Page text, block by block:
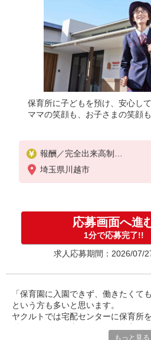
保育所に子どもを預け、安心し
ママの笑顔も、お子さまの笑顔
報酬／完全出来高制
◎収入（報酬）30万円目指せ
◎扶養の範囲を超えた高収入
い合わせください！
・月収（報酬）：20万円から
※収入補償期間／2ヶ月間
※収入（報酬）補償1日：
※研修期間／本社研修4日間
収入保障期間：2か月
埼玉県川越市
応募画面へ進
1分で応募完了!!
求人応募期間：2026/07/
「保育園に入園できず、働きたくて
という方も多いと思います。
ヤクルトでは宅配センターに保育所
もっと見る